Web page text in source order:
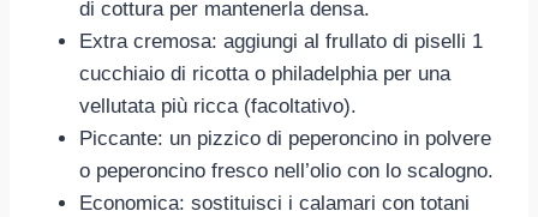
di cottura per mantenerla densa.
Extra cremosa: aggiungi al frullato di piselli 1
cucchiaio di ricotta o philadelphia per una
vellutata più ricca (facoltativo).
Piccante: un pizzico di peperoncino in polvere
o peperoncino fresco nell’olio con lo scalogno.
Economica: sostituisci i calamari con totani